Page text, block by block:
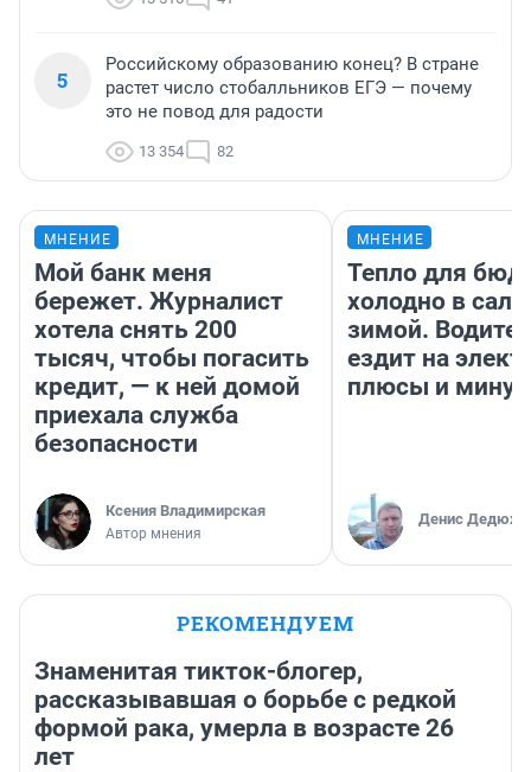
5
Российскому образованию конец? В стране
растет число стобалльников ЕГЭ — почему
это не повод для радости
13 354 82
МНЕНИЕ
Мой банк меня
бережет. Журналист
хотела снять 200
тысяч, чтобы погасить
кредит, — к ней домой
приехала служба
безопасности
Ксения Владимирская
Автор мнения
МНЕНИЕ
Тепло для
холодно в
зимой.
ездит на
плюсы и
Денис
РЕКОМЕНДУЕМ
Знаменитая тикток-блогер,
рассказывавшая о борьбе с редкой
формой рака, умерла в возрасте 26
лет